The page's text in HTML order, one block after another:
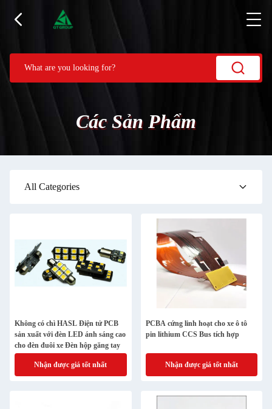
Các Sản Phẩm
All Categories
Không có chì HASL Điện tử PCB
sản xuất với đèn LED ánh sáng cao
cho đèn đuôi xe Đèn hộp găng tay
Nhận được giá tốt nhất
PCBA cứng linh hoạt cho xe ô tô
pin lithium CCS Bus tích hợp
Nhận được giá tốt nhất